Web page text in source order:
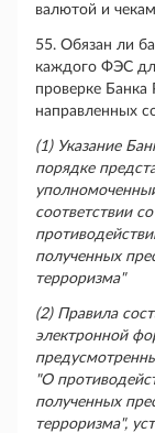
валютой и
55. Обязан ли
каждого ФЭС
проверке Банка
направленных
(1) Указание
порядке
соответствии
полученных
терроризма"
(2) Правила
электронной
"О
полученных
терроризма",